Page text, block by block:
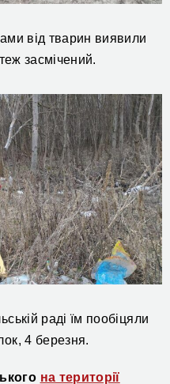
від тварин виявили
засмічений.
раді їм пообіцяли
4 березня.
на території